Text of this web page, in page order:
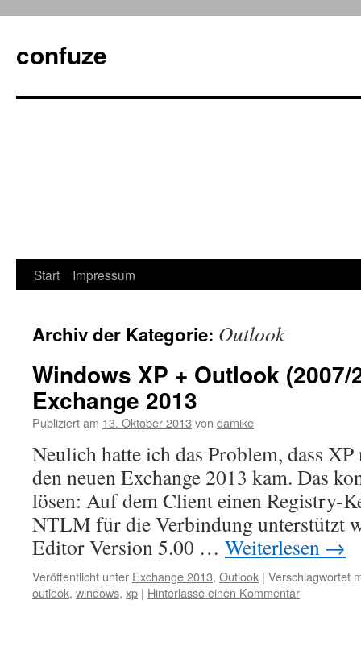
confuze
Springe
Inhalt
Start Impressum
Archiv der Kategorie: Outlook
Windows XP + Outlook (2007/
Exchange 2013
Publiziert am 13. Oktober 2013 von damike
Neulich hatte ich das Problem, dass
den neuen Exchange 2013 kam. Das
lösen: Auf dem Client einen Registry-
NTLM für die Verbindung unterstützt
Editor Version 5.00 … Weiterlesen →
Veröffentlicht unter Exchange 2013, Outlook | Verschlagwortet
outlook, windows, xp | Hinterlasse einen Kommentar